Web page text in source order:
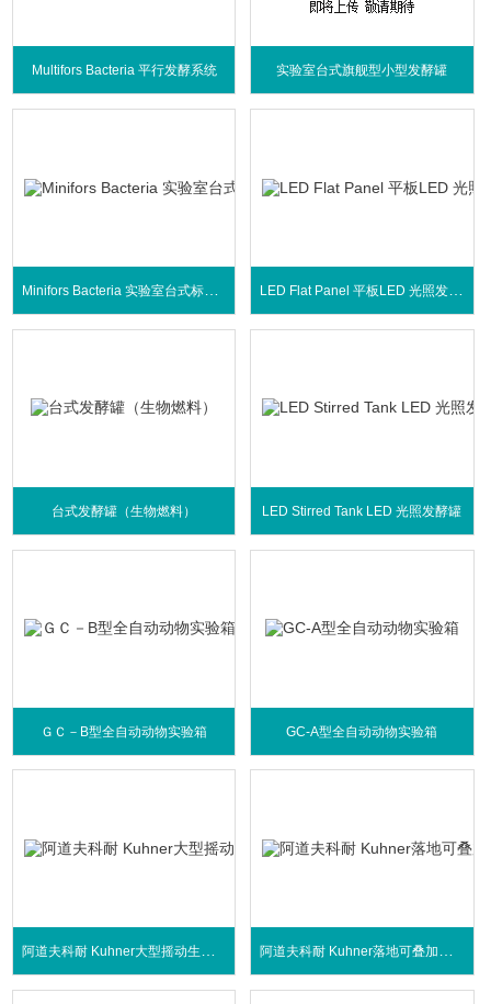
Multifors Bacteria 平行发酵系统 实验室台式旗舰型小型发酵罐
台式发酵罐（生物燃料） LED Stirred Tank LED 光照发酵罐
ＧＣ－B型全自动动物实验箱 GC-A型全自动动物实验箱
阿道夫科耐 Kuhner大型摇动生物反应器 阿道夫科耐 Kuhner落地可叠加式摇床